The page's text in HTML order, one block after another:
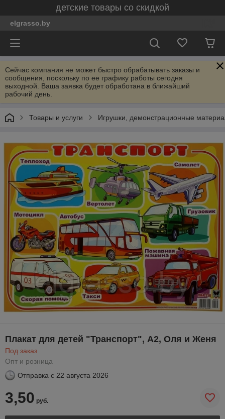
детские товары со скидкой
elgrasso.by
Сейчас компания не может быстро обрабатывать заказы и
сообщения, поскольку по ее графику работы сегодня
выходной. Ваша заявка будет обработана в ближайший
рабочий день.
Товары и услуги Игрушки, демонстрационные
Плакат для детей "Транспорт", А2, Оля и Женя
Под заказ
Опт и розница
Отправка с 22 августа 2026
3,50 руб.